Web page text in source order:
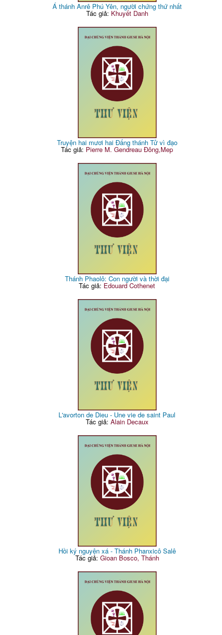
Á thánh Anrê Phú Yên, người chứng thứ nhất
Tác giả: Khuyết Danh
Truyện hai mươi hai Đấng thánh Tử vì đạo
Tác giả: Pierre M. Gendreau Đông,Mep
Thánh Phaolô: Con người và thời đại
Tác giả: Edouard Cothenet
L'avorton de Dieu - Une vie de saint Paul
Tác giả: Alain Decaux
Hồi ký nguyện xá - Thánh Phanxicô Salê
Tác giả: Gioan Bosco, Thánh